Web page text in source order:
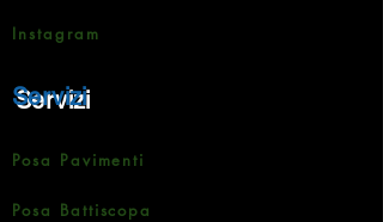
Instagram
Servizi
Posa Pavimenti
Posa Battiscopa